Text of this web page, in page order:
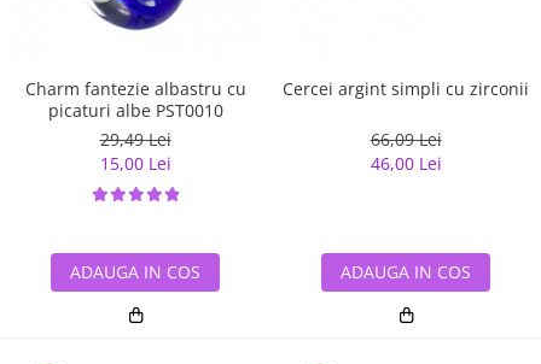
Charm fantezie albastru cu
picaturi albe PST0010
29,49 Lei
15,00 Lei
ADAUGA IN COS
Cercei argint simpli cu zirconii
66,09 Lei
46,00 Lei
ADAUGA IN COS